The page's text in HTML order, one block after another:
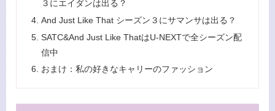
３にエイダンは出る？
And Just Like That シーズン３にサマンサは出る？
SATC&And Just Like ThatはU-NEXTで全シーズン配
信中
おまけ：私の好きなキャリーのファッション